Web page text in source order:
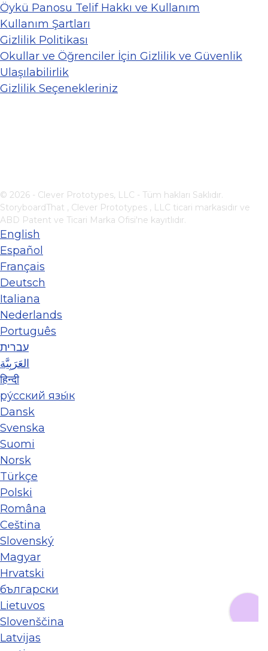
Öykü Panosu Telif Hakkı ve Kullanım
Kullanım Şartları
Gizlilik Politikası
Okullar ve Öğrenciler İçin Gizlilik ve Güvenlik
Ulaşılabilirlik
Gizlilik Seçenekleriniz
© 2026 - Clever Prototypes, LLC - Tüm hakları Saklıdır.
StoryboardThat , Clever Prototypes , LLC ticari markasıdır ve
ABD Patent ve Ticari Marka Ofisi'ne kayıtlıdır.
English
Español
Français
Deutsch
Italiana
Nederlands
Português
עברית
العَرَبِيَّة
हिन्दी
ру́сский язы́к
Dansk
Svenska
Suomi
Norsk
Türkçe
Polski
Româna
Ceština
Slovenský
Magyar
Hrvatski
български
Lietuvos
Slovenščina
Latvijas